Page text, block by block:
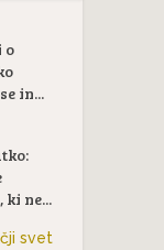
o
in...
ne...
svet